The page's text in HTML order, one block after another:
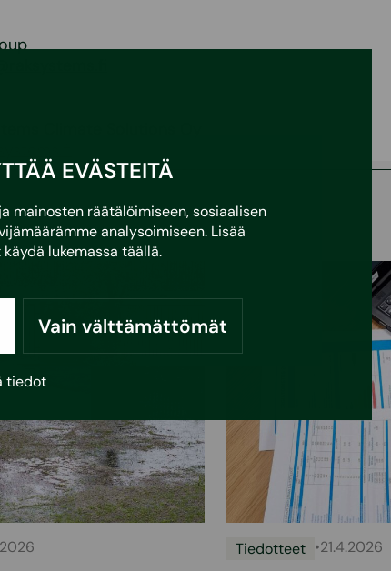
EVÄSTEITÄ
mainosten räätälöimiseen, sosiaalisen
analysoimiseen. Lisää
lukemassa täällä.
Vain välttämättömät
tiedot
Climate Solutions Oy
Tiedotteet •21.4.2026